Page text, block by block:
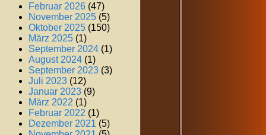
Februar 2026 (47)
November 2025 (5)
Oktober 2025 (150)
März 2025 (1)
September 2024 (1)
August 2024 (1)
September 2023 (3)
Juli 2023 (12)
Januar 2023 (9)
März 2022 (1)
Februar 2022 (1)
Dezember 2021 (5)